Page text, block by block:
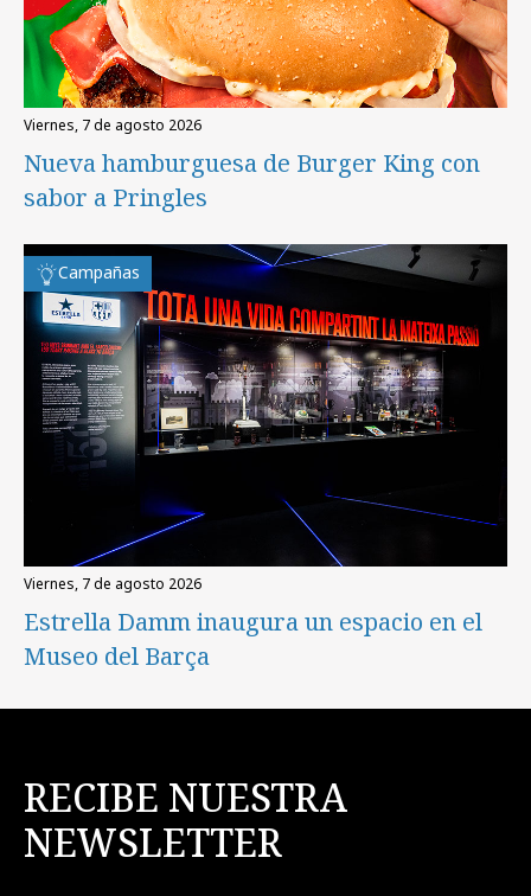
viernes, 7 de agosto 2026
Nueva hamburguesa de Burger King con
sabor a Pringles
Campañas
viernes, 7 de agosto 2026
Estrella Damm inaugura un espacio en el
Museo del Barça
RECIBE NUESTRA
NEWSLETTER